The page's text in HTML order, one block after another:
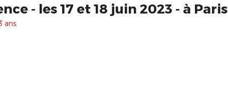
- les 17 et 18 juin 2023 - à Paris
ans.